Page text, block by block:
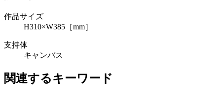
作品サイズ
H310×W385［mm］
支持体
キャンバス
関連するキーワード